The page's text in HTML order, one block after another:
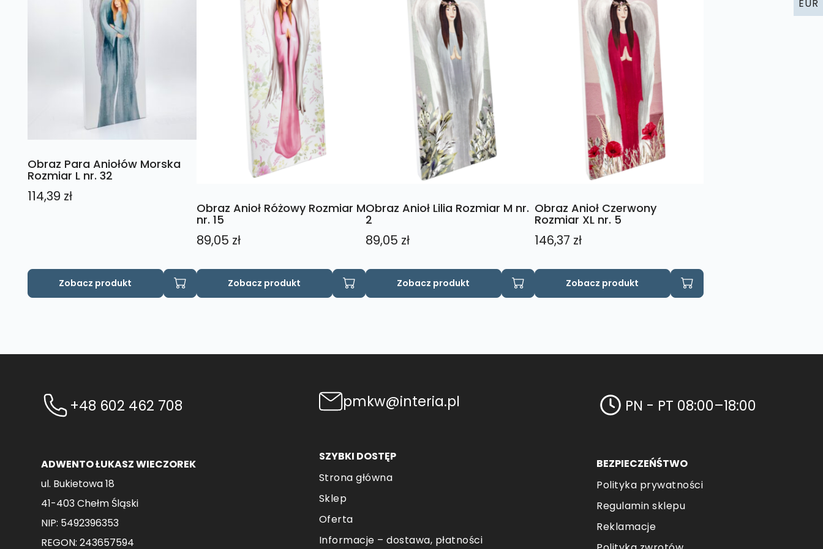
Obraz Para Aniołów Morska
Rozmiar L nr. 32
114,39 zł
Zobacz produkt
Obraz Anioł Różowy Rozmiar M
nr. 15
89,05 zł
Zobacz produkt
Obraz Anioł Lilia Rozmiar M nr.
2
89,05 zł
Zobacz produkt
Obraz Anioł Czerwony
Rozmiar XL nr. 5
146,37 zł
Zobacz produkt
+48 602 462 708
ADWENTO ŁUKASZ WIECZOREK
ul. Bukietowa 18
41-403 Chełm Śląski
NIP: 5492396353
REGON: 243657594
pmkw@interia.pl
SZYBKI DOSTĘP
Strona główna
Sklep
Oferta
Informacje – dostawa, płatności
PN - PT 08:00–18:00
BEZPIECZEŃŚTWO
Polityka prywatności
Regulamin sklepu
Reklamacje
EUR